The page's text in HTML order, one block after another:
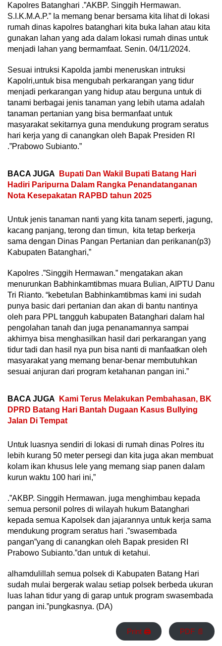
Kapolres Batanghari .”AKBP. Singgih Hermawan.
S.I.K.M.A.P.” Ia memang benar bersama kita lihat di lokasi
rumah dinas kapolres batanghari kita buka lahan atau kita
gunakan lahan yang ada dalam lokasi rumah dinas untuk
menjadi lahan yang bermamfaat. Senin. 04/11/2024.
Sesuai intruksi Kapolda jambi meneruskan intruksi
Kapolri,untuk bisa mengubah perkarangan yang tidur
menjadi perkarangan yang hidup atau berguna untuk di
tanami berbagai jenis tanaman yang lebih utama adalah
tanaman pertanian yang bisa bermanfaat untuk
masyarakat sekitarnya guna mendukung program seratus
hari kerja yang di canangkan oleh Bapak Presiden RI
.”Prabowo Subianto.”
BACA JUGA
Bupati Dan Wakil Bupati Batang Hari
Hadiri Paripurna Dalam Rangka Penandatanganan
Nota Kesepakatan RAPBD tahun 2025
Untuk jenis tanaman nanti yang kita tanam seperti, jagung,
kacang panjang, terong dan timun, kita tetap berkerja
sama dengan Dinas Pangan Pertanian dan perikanan(p3)
Kabupaten Batanghari,”
Kapolres .”Singgih Hermawan.” mengatakan akan
menurunkan Babhinkamtibmas muara Bulian, AIPTU Danu
Tri Rianto. “kebetulan Babhinkamtibmas kami ini sudah
punya basic dari pertanian dan akan di bantu nantinya
oleh para PPL tangguh kabupaten Batanghari dalam hal
pengolahan tanah dan juga penanamannya sampai
akhirnya bisa menghasilkan hasil dari perkarangan yang
tidur tadi dan hasil nya pun bisa nanti di manfaatkan oleh
masyarakat yang memang benar-benar membutuhkan
sesuai anjuran dari program ketahanan pangan ini.”
BACA JUGA
Kami Terus Melakukan Pembahasan, BK
DPRD Batang Hari Bantah Dugaan Kasus Bullying
Jalan Di Tempat
Untuk luasnya sendiri di lokasi di rumah dinas Polres itu
lebih kurang 50 meter persegi dan kita juga akan membuat
kolam ikan khusus lele yang memang siap panen dalam
kurun waktu 100 hari ini,”
.”AKBP. Singgih Hermawan. juga menghimbau kepada
semua personil polres di wilayah hukum Batanghari
kepada semua Kapolsek dan jajarannya untuk kerja sama
mendukung program seratus hari .”swasembada
pangan”yang di canangkan oleh Bapak presiden RI
Prabowo Subianto.”dan untuk di ketahui.
alhamdulillah semua polsek di Kabupaten Batang Hari
sudah mulai bergerak walau setiap polsek berbeda ukuran
luas lahan tidur yang di garap untuk program swasembada
pangan ini.”pungkasnya. (DA)
Print 🖨 PDF 📄